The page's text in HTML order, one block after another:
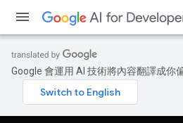
Google 會運用 AI 技術將內容翻譯成你